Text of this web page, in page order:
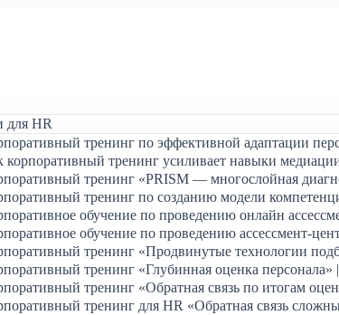
для HR
тренинг по эффективной адаптации
корпоративный тренинг усиливает навыки
тренинг «PRISM — многослойная
тренинг по созданию модели
обучение по проведению онлайн
обучение по проведению ассессмент-
тренинг «Продвинутые технологии
тренинг «Глубинная оценка персонала»
тренинг «Обратная связь по итогам
тренинг для HR «Обратная связь